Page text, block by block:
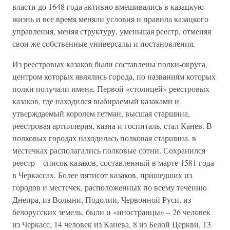
власти до 1648 года активно вмешивались в казацкую
жизнь и все время меняли условия и правила казацкого
управления, меняя структуру, уменьшая реестр, отменяя
свои же собственные универсалы и постановления.
Из реестровых казаков были составлены полки-округа,
центром которых являлись города, по названиям которых
полки получали имена. Первой «столицей» реестровых
казаков, где находился выбираемый казаками и
утверждаемый королем гетман, высшая старшина,
реестровая артиллерия, казна и госпиталь, стал Канев. В
полковых городах находилась полковая старшина, в
местечках располагались полковые сотни. Сохранился
реестр – список казаков, составленный в марте 1581 года
в Черкассах. Более пятисот казаков, пришедших из
городов и местечек, расположенных по всему течению
Днепра, из Волыни, Подолии, Червонной Руси, из
белорусских земель, были и «иностранцы» – 26 человек
из Черкасс, 14 человек из Канева, 8 из Белой Церкви, 13